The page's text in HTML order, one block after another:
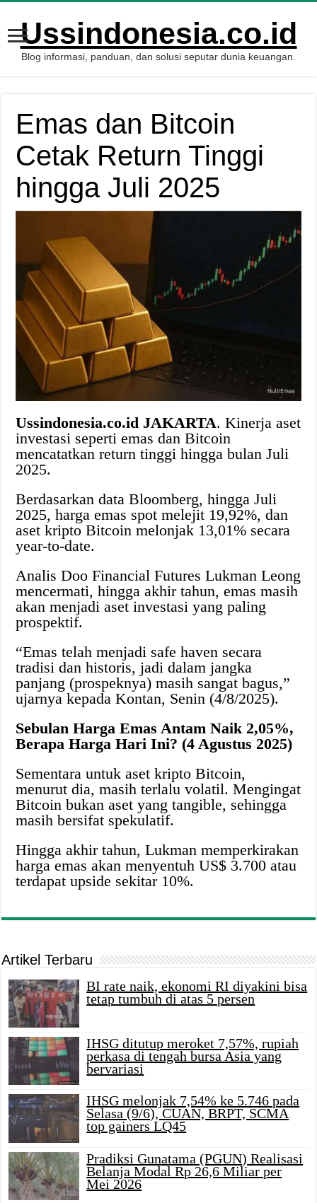
Ussindonesia.co.id
Blog informasi, panduan, dan solusi seputar dunia keuangan.
Emas dan Bitcoin
Cetak Return Tinggi
hingga Juli 2025
Ussindonesia.co.id JAKARTA. Kinerja aset
investasi seperti emas dan Bitcoin
mencatatkan return tinggi hingga bulan Juli
2025.
Berdasarkan data Bloomberg, hingga Juli
2025, harga emas spot melejit 19,92%, dan
aset kripto Bitcoin melonjak 13,01% secara
year-to-date.
Analis Doo Financial Futures Lukman Leong
mencermati, hingga akhir tahun, emas masih
akan menjadi aset investasi yang paling
prospektif.
“Emas telah menjadi safe haven secara
tradisi dan historis, jadi dalam jangka
panjang (prospeknya) masih sangat bagus,”
ujarnya kepada Kontan, Senin (4/8/2025).
Sebulan Harga Emas Antam Naik 2,05%,
Berapa Harga Hari Ini? (4 Agustus 2025)
Sementara untuk aset kripto Bitcoin,
menurut dia, masih terlalu volatil. Mengingat
Bitcoin bukan aset yang tangible, sehingga
masih bersifat spekulatif.
Hingga akhir tahun, Lukman memperkirakan
harga emas akan menyentuh US$ 3.700 atau
terdapat upside sekitar 10%.
Artikel Terbaru
BI rate naik, ekonomi RI diyakini bisa
tetap tumbuh di atas 5 persen
IHSG ditutup meroket 7,57%, rupiah
perkasa di tengah bursa Asia yang
bervariasi
IHSG melonjak 7,54% ke 5.746 pada
Selasa (9/6), CUAN, BRPT, SCMA
top gainers LQ45
Pradiksi Gunatama (PGUN) Realisasi
Belanja Modal Rp 26,6 Miliar per
Mei 2026